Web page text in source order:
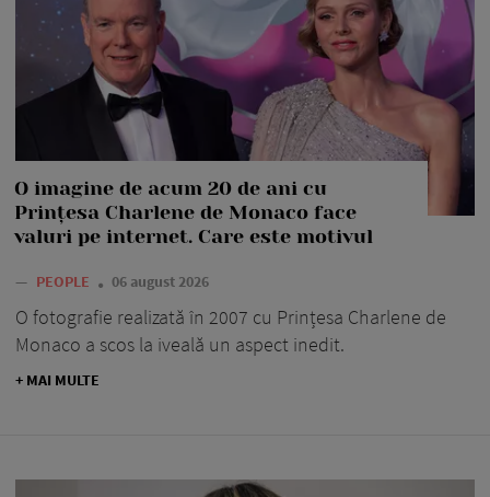
O imagine de acum 20 de ani cu
Prințesa Charlene de Monaco face
valuri pe internet. Care este motivul
— PEOPLE 06 august 2026
O fotografie realizată în 2007 cu Prințesa Charlene de
Monaco a scos la iveală un aspect inedit.
+ MAI MULTE